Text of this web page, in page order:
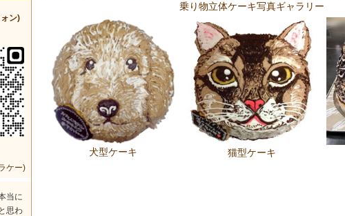
ン)
ケー)
当に
思わ
乗り物立体ケーキ写真ギャラリー
犬型ケーキ 猫型ケーキ